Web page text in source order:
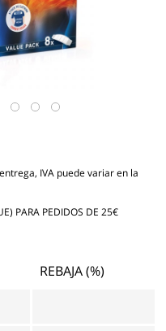
IVA puede variar en la
PARA PEDIDOS DE 25€
REBAJA (%)